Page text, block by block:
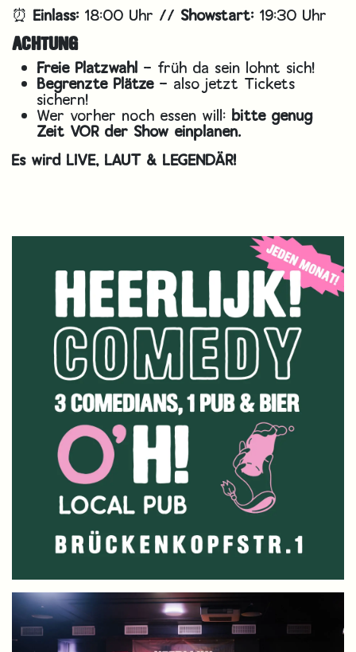
⏰ Einlass: 18:00 Uhr // Showstart: 19:30 Uhr
ACHTUNG
Freie Platzwahl – früh da sein lohnt sich!
Begrenzte Plätze – also jetzt Tickets
sichern!
Wer vorher noch essen will: bitte genug
Zeit VOR der Show einplanen.
Es wird LIVE, LAUT & LEGENDÄR!